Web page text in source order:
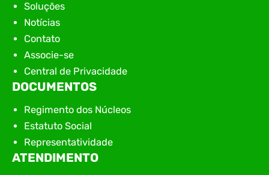
Soluções
Notícias
Contato
Associe-se
Central de Privacidade
DOCUMENTOS
Regimento dos Núcleos
Estatuto Social
Representatividade
ATENDIMENTO